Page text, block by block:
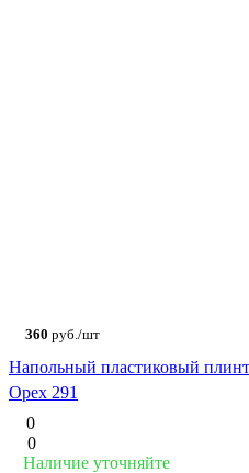
360 руб./шт
Напольный пластиковый
Орех 291
0
0
Наличие уточняйте